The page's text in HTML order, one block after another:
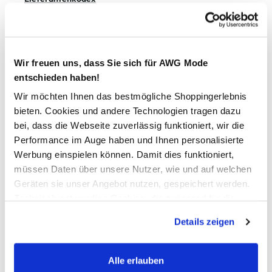
Wir freuen uns, dass Sie sich für AWG Mode
entschieden haben!
Wir möchten Ihnen das bestmögliche Shoppingerlebnis
bieten. Cookies und andere Technologien tragen dazu
bei, dass die Webseite zuverlässig funktioniert, wir die
Performance im Auge haben und Ihnen personalisierte
Werbung einspielen können. Damit dies funktioniert,
müssen Daten über unsere Nutzer, wie und auf welchen
Geräten sie unser Angebot nutzen, gespeichert werden.
werden, werden bei der Nutzung der Webseite auf jeden
Fall gesetzt. Cookies von Drittanbietern für Analyse- oder
Trackingzwecke werden nur dann aktiviert, wenn Sie das
Details zeigen
Alle erlauben
LkSG Bericht
LIEFEREKETTENSORGFALTSPFLICHTENGESETZ
Alle Unternehmen, die unter den Anwendungsbereich des
Gesetzes fallen, sind verpflichtet, regelmäßig einen
Bericht über die Erfüllung der im Gesetz verankerten
Sorgfaltspflichten zu veröffentlichen.